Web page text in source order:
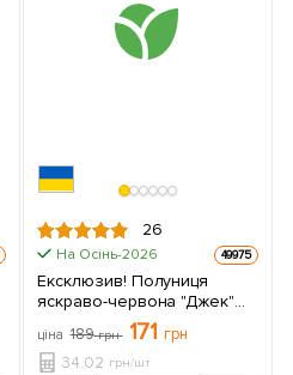
26
На Осінь-2026 49975
Ексклюзив! Полуниця
яскраво-червона "Джек"
(Jack) (преміальний сорт,
врожайність до 2 кг з куща)
5 шт в упаковці
ціна 189грн 171 грн
34.02 грн/шт